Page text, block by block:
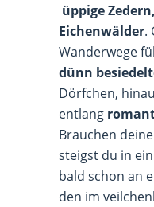
üppige
Eichenwälder.
Wanderwege
dünn
Dörfchen,
entlang
Brauchen
steigst du in ein
bald schon an
den im